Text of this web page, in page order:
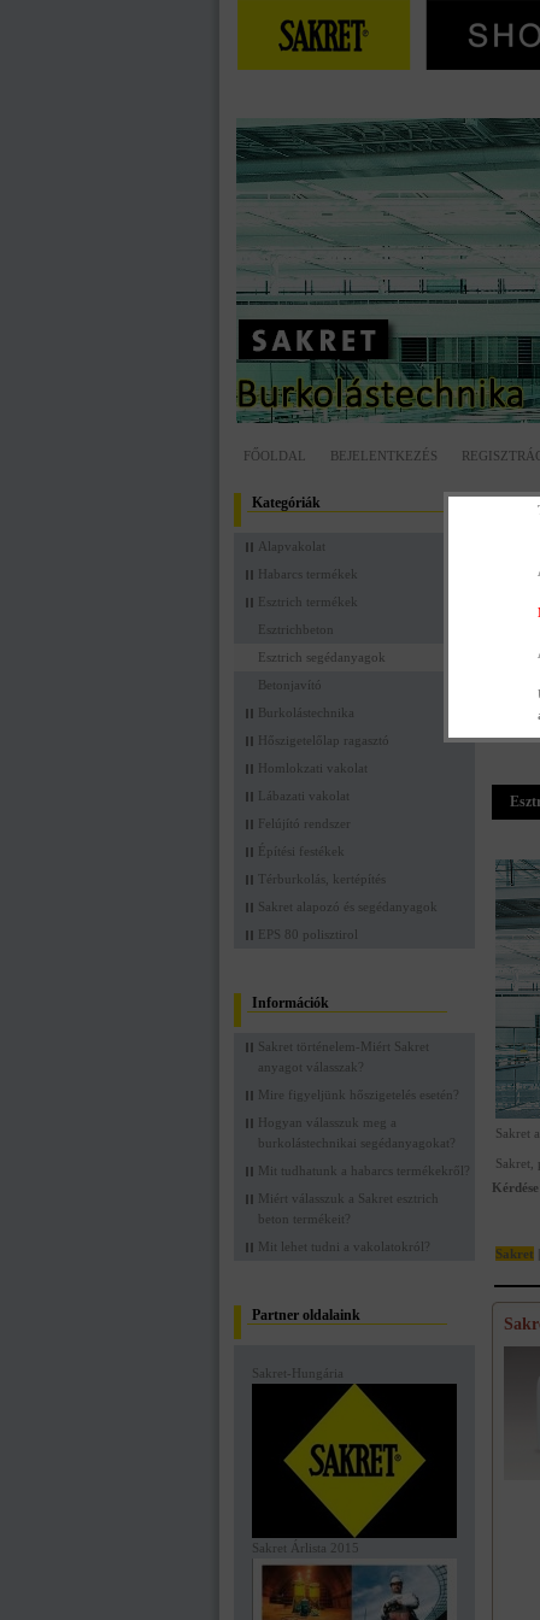
FŐOLDAL BEJELENTKEZÉS
Kategóriák
Alapvakolat
Habarcs termékek
Esztrich termékek
Esztrichbeton
Esztrich segédanyagok
Betonjavító
Burkolástechnika
Hőszigetelőlap ragasztó
Homlokzati vakolat
Lábazati vakolat
Felújító rendszer
Építési festékek
Térburkolás, kertépítés
Sakret alapozó és segédanyagok
EPS 80 polisztirol
Információk
Sakret történelem-Miért Sakret
anyagot válasszak?
Mire figyeljünk hőszigetelés esetén?
Hogyan válasszuk meg a
burkolástechnikai segédanyagokat?
Mit tudhatunk a habarcs termékekről?
Miért válasszuk a Sakret esztrich
beton termékeit?
Mit lehet tudni a vakolatokról?
Partner oldalaink
Sakret-Hungária
Sakret Árlista 2015
Sakret
Sakret,
Sakret